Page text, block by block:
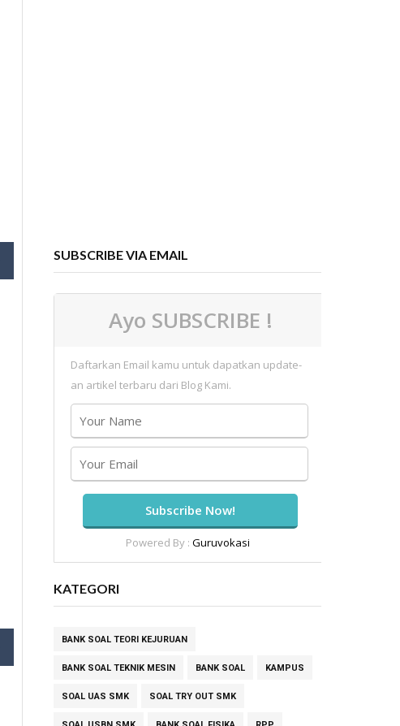
SUBSCRIBE VIA EMAIL
Ayo SUBSCRIBE !
Daftarkan Email kamu untuk dapatkan update-
an artikel terbaru dari Blog Kami.
Powered By : Guruvokasi
KATEGORI
BANK SOAL TEORI KEJURUAN
BANK SOAL TEKNIK MESIN BANK SOAL KAMPUS
SOAL UAS SMK SOAL TRY OUT SMK